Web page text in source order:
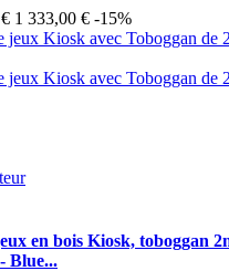
1 333,00 € -15%
en bois Kiosk, toboggan
Blue...